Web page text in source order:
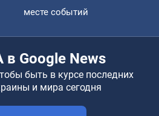
месте событий
в Google News
быть в курсе последних
и мира сегодня